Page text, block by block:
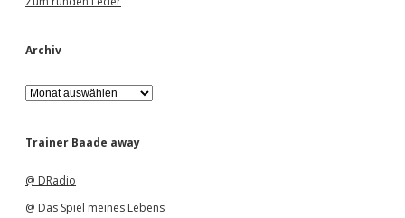
Archiv
A
r
h
Trainer Baade away
@ DRadio
@ Das Spiel meines Lebens